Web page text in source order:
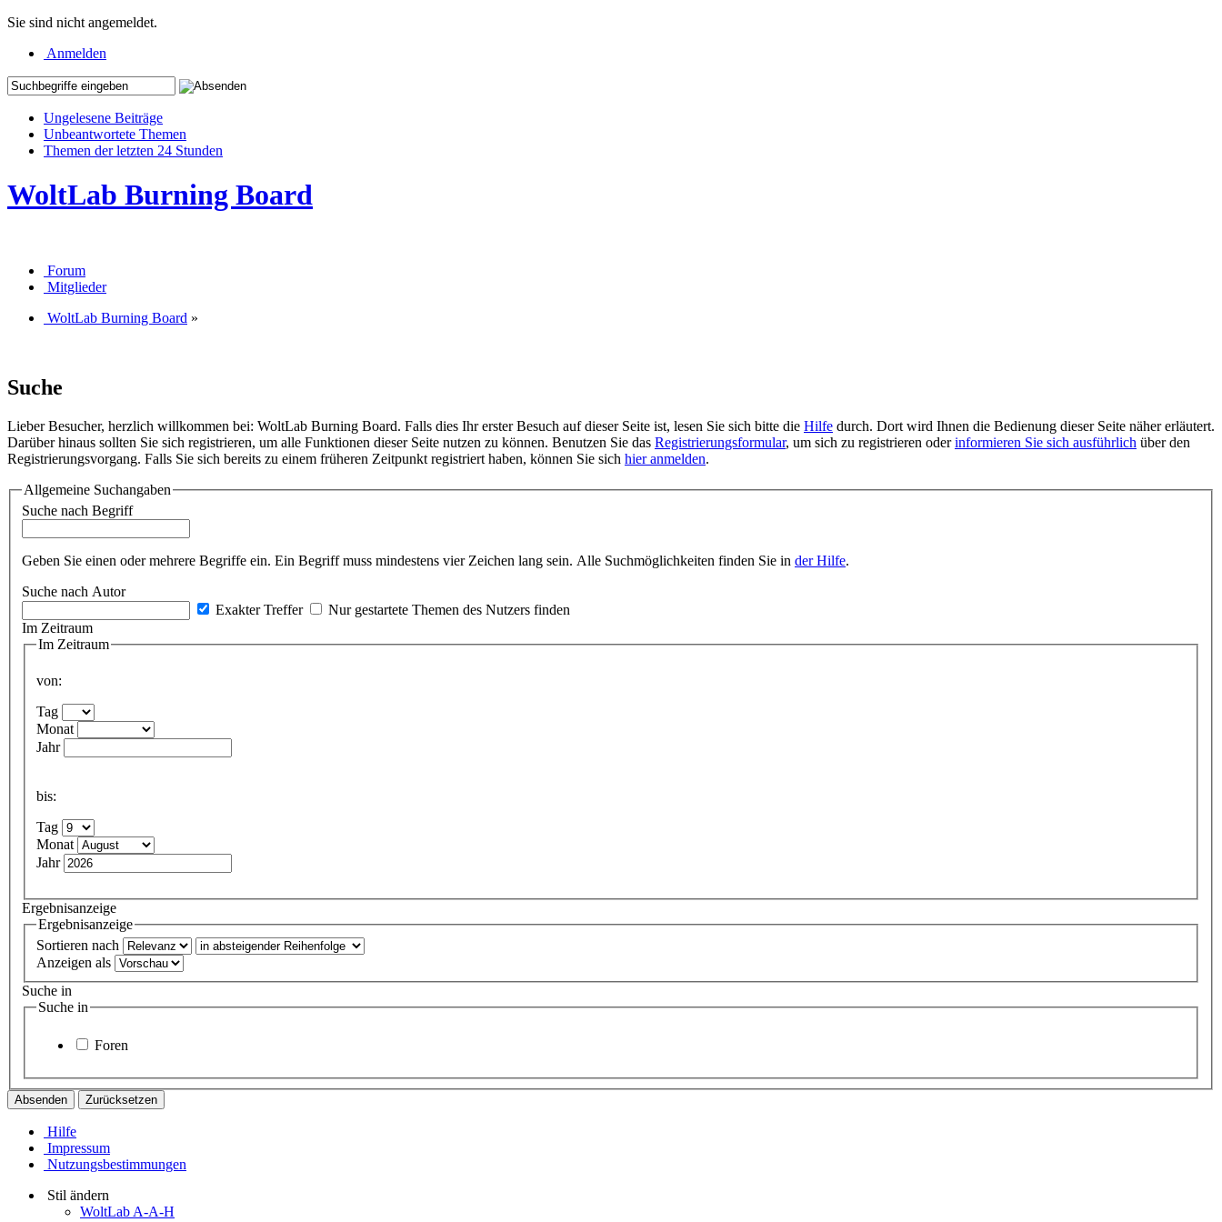
Sie sind nicht angemeldet.
Anmelden
Ungelesene Beiträge
Unbeantwortete Themen
Themen der letzten 24 Stunden
WoltLab Burning Board
Forum
Mitglieder
WoltLab Burning Board »
Suche
Lieber Besucher, herzlich willkommen bei: WoltLab Burning Board. Falls dies Ihr erster Besuch auf dieser Seite ist, lesen Sie sich bitte die Hilfe durch. Dort wird Ihnen die Bedienung dieser Seite näher erläutert.
Darüber hinaus sollten Sie sich registrieren, um alle Funktionen dieser Seite nutzen zu können. Benutzen Sie das Registrierungsformular, um sich zu registrieren oderinformieren Sie sich ausführlich über den
Registrierungsvorgang. Falls Sie sich bereits zu einem früheren Zeitpunkt registriert haben, können Sie sich hier anmelden.
Allgemeine Suchangaben
Suche nach Begriff
Geben Sie einen oder mehrere Begriffe ein. Ein Begriff muss mindestens vier Zeichen lang sein. Alle Suchmöglichkeiten finden Sie in der Hilfe.
Suche nach Autor
Exakter Treffer
Nur gestartete Themen des Nutzers finden
Im Zeitraum
Im Zeitraum
von:
Tag
Monat
Jahr
bis:
Tag
Monat
Jahr
Ergebnisanzeige
Ergebnisanzeige
Sortieren nach
Anzeigen als
Suche in
Suche in
Foren
Hilfe
Impressum
Nutzungsbestimmungen
Stil ändern
WoltLab A-A-H